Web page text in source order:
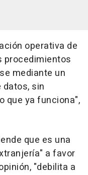
operativa de
procedimientos
mediante un
sin
que ya funciona",
que es una
a favor
"debilita a